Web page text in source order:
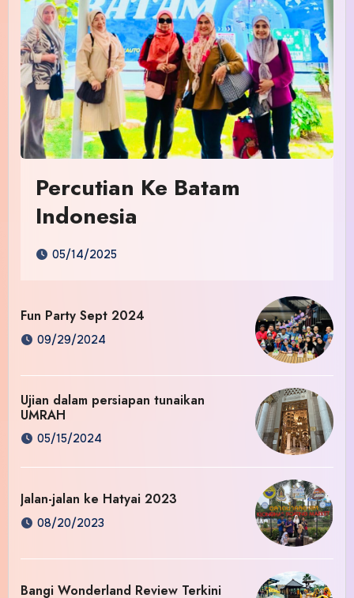
Percutian Ke Batam
Indonesia
05/14/2025
Fun Party Sept 2024
09/29/2024
Ujian dalam persiapan tunaikan
UMRAH
05/15/2024
Jalan-jalan ke Hatyai 2023
08/20/2023
Bangi Wonderland Review Terkini